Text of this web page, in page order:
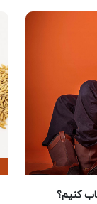
کنیم؟